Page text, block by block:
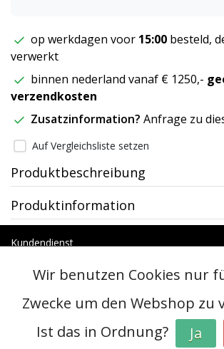
op werkdagen voor 15:00 besteld,
verwerkt
binnen nederland vanaf € 1250,-
verzendkosten
Zusatzinformation? Anfrage zu
Auf Vergleichsliste setzen
Produktbeschreibung
Produktinformation
Kundendienst
Kategorien
Kontakt
© Copyright 2026 - btt | RealisatieInStijl Media
Wir benutzen Cookies nur
Zwecke um den Webshop zu
Ist das in Ordnung?
Ja